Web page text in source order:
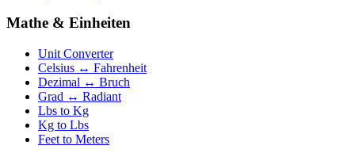
Mathe & Einheiten
Unit Converter
Celsius ↔ Fahrenheit
Dezimal ↔ Bruch
Grad ↔ Radiant
Lbs to Kg
Kg to Lbs
Feet to Meters